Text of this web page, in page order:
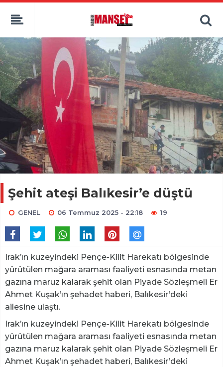
Şehit ateşi Balıkesir’e düştü
GENEL 06 Temmuz 2025 - 22:18 19
Irak’ın kuzeyindeki Pençe-Kilit Harekatı bölgesinde
yürütülen mağara araması faaliyeti esnasında metan
gazına maruz kalarak şehit olan Piyade Sözleşmeli Er
Ahmet Kuşak’ın şehadet haberi, Balıkesir’deki
ailesine ulaştı.
Irak’ın kuzeyindeki Pençe-Kilit Harekatı bölgesinde
yürütülen mağara araması faaliyeti esnasında metan
gazına maruz kalarak şehit olan Piyade Sözleşmeli Er
Ahmet Kuşak’ın şehadet haberi, Balıkesir’deki